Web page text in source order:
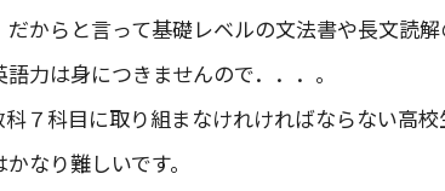
からと言って基礎レベルの文法書や長文読
力は身につきませんので．．．。
７科目に取り組まなけれければならない高校
なり難しいです。